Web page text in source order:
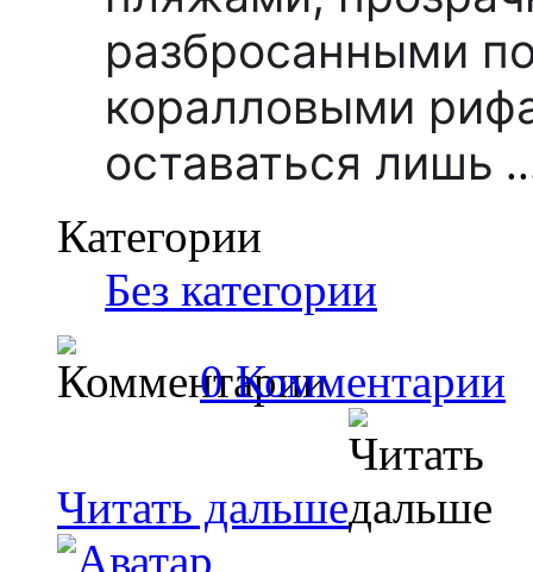
разбросанными
коралловыми
оставаться лишь
Категории
Без категории
0 Комментарии
Читать дальше